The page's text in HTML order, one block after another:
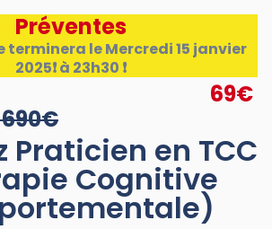
Préventes
terminera le Mercredi 15 janvier
2025❗ à 23h30 ❗
69€
Praticien en TCC
Cognitive